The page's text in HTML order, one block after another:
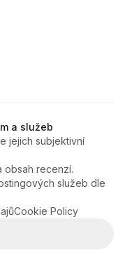
a služeb
jejich subjektivní
obsah recenzí.
služeb dle
Cookie Policy